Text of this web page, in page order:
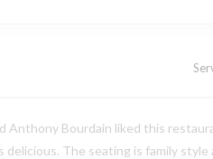
Anthony Bourdain liked this
The seating is family